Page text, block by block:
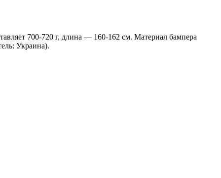
700-720 г, длина — 160-162 см. Материал бампера
Украина).